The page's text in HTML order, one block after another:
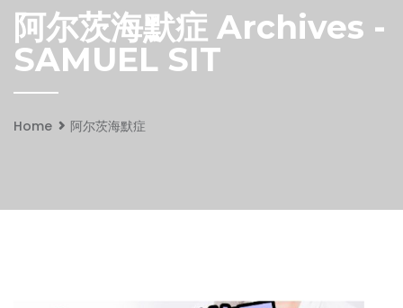
阿尔茨海默症 Archives -
SAMUEL SIT
Home 阿尔茨海默症